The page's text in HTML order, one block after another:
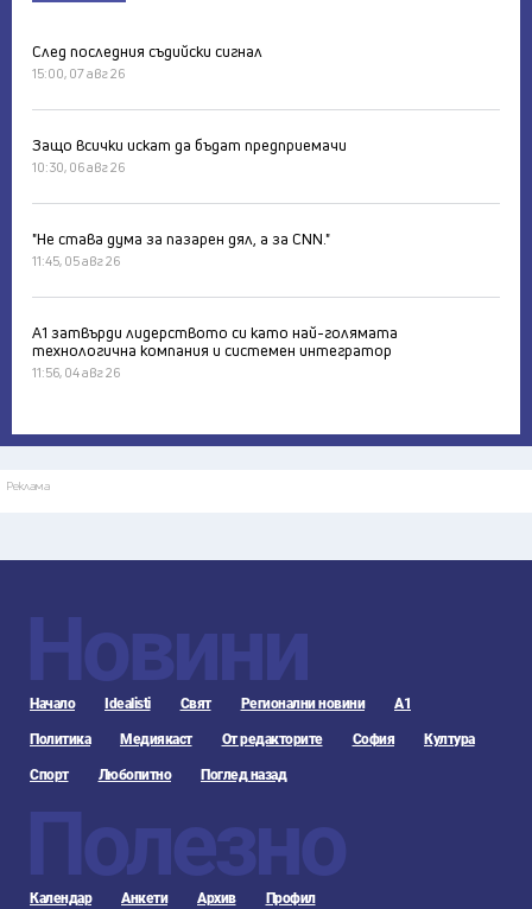
След последния съдийски сигнал
15:00, 07 авг 26
Защо всички искат да бъдат предприемачи
10:30, 06 авг 26
"Не става дума за пазарен дял, а за CNN."
11:45, 05 авг 26
А1 затвърди лидерството си като най-голямата
технологична компания и системен интегратор
11:56, 04 авг 26
Реклама
Новини
Начало Idealisti Свят Регионални новини А1
Политика Медиякаст От редакторите София Култура
Спорт Любопитно Поглед назад
Полезно
Календар Анкети Архив Профил